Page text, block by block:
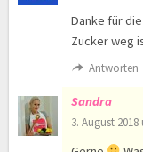
Danke für
Zucker weg
Antworten
Sandra
3. August 2018